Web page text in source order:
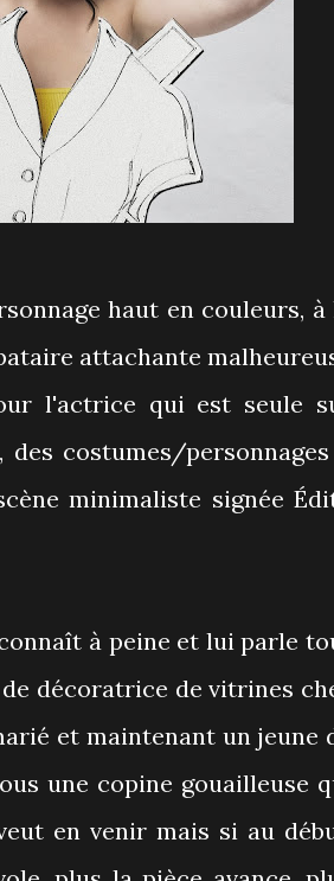
haut en couleurs, à
attachante
l'actrice qui est seule
des costumes/
minimaliste signée
à peine et lui parle
décoratrice de vitrines
et maintenant un jeune
une copine gouailleuse
en venir mais si au